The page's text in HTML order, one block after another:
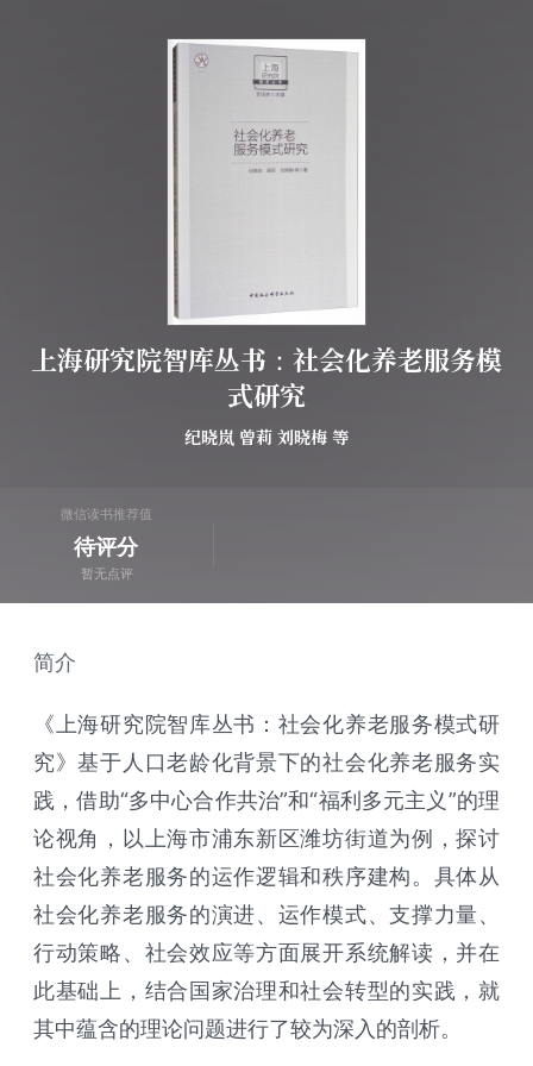
上海研究院智库丛书：社会化养老服务模
式研究
纪晓岚 曾莉 刘晓梅 等
微信读书推荐值
待评分
暂无点评
简介
《上海研究院智库丛书：社会化养老服务模式研
究》基于人口老龄化背景下的社会化养老服务实
践，借助“多中心合作共治”和“福利多元主义”的理
论视角，以上海市浦东新区潍坊街道为例，探讨
社会化养老服务的运作逻辑和秩序建构。具体从
社会化养老服务的演进、运作模式、支撑力量、
行动策略、社会效应等方面展开系统解读，并在
此基础上，结合国家治理和社会转型的实践，就
其中蕴含的理论问题进行了较为深入的剖析。